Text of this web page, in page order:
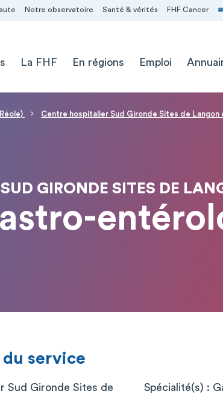
Notre observatoire Santé & vérités FHF Cancer
La FHF En régions Emploi
Centre hospitalier Sud Gironde Sites de Langon
GIRONDE SITES DE
service
Sud Gironde Sites de
Spécialité(s) :